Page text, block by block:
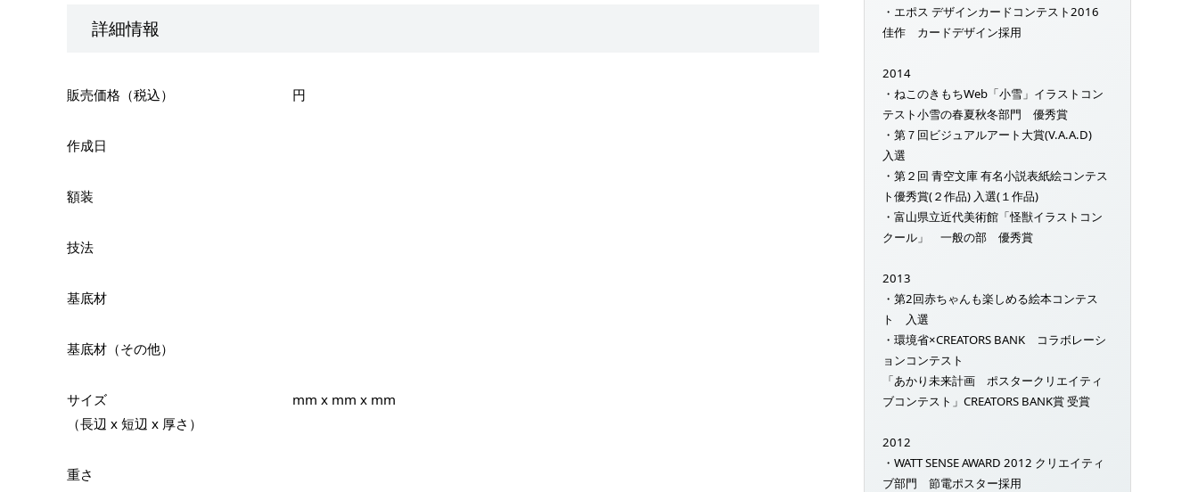
詳細情報
販売価格（税込） 円
作成日
額装
技法
基底材
基底材（その他）
サイズ
（長辺 x 短辺 x 厚さ）
mm x mm x mm
重さ
・エポス デザインカードコンテスト2016
佳作 カードデザイン採用
2014
・ねこのきもちWeb「小雪」イラストコン
テスト小雪の春夏秋冬部門 優秀賞
・第７回ビジュアルアート大賞(V.A.A.D)
入選
・第２回 青空文庫 有名小説表紙絵コンテス
ト優秀賞(２作品) 入選(１作品)
・富山県立近代美術館「怪獣イラストコン
クール」 一般の部 優秀賞
2013
・第2回赤ちゃんも楽しめる絵本コンテス
ト 入選
・環境省×CREATORS BANK コラボレーシ
ョンコンテスト
「あかり未来計画 ポスタークリエイティ
ブコンテスト」CREATORS BANK賞 受賞
2012
・WATT SENSE AWARD 2012 クリエイティ
ブ部門 節電ポスター採用